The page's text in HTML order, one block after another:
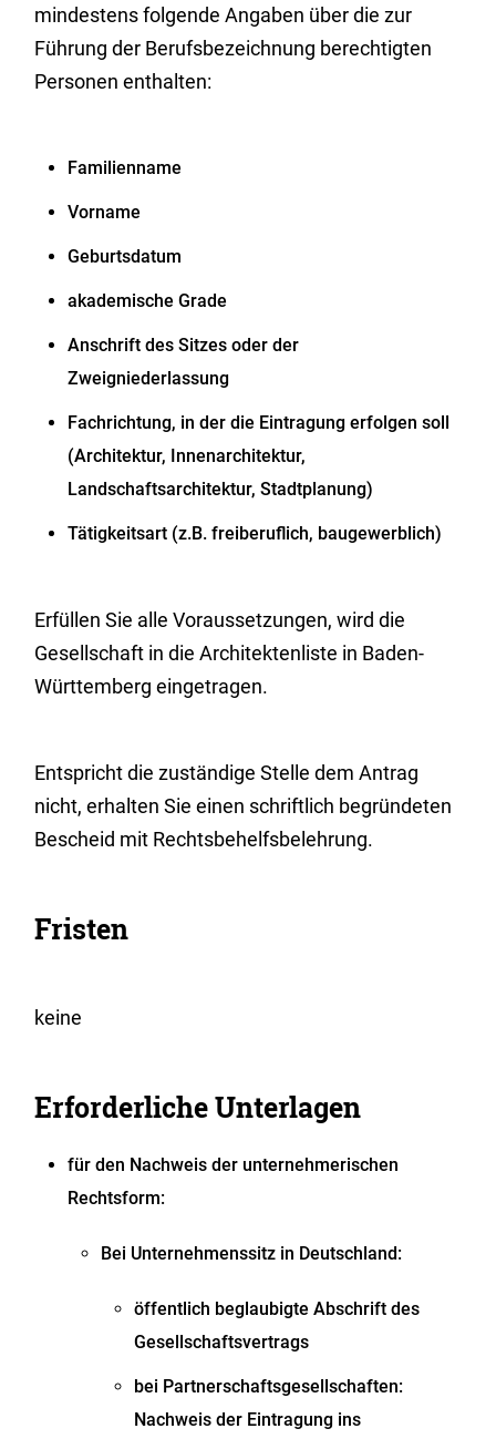
mindestens folgende Angaben über die zur
Führung der Berufsbezeichnung berechtigten
Personen enthalten:
Familienname
Vorname
Geburtsdatum
akademische Grade
Anschrift des Sitzes oder der
Zweigniederlassung
Fachrichtung, in der die Eintragung erfolgen soll
(Architektur, Innenarchitektur,
Landschaftsarchitektur,Stadtplanung)
Tätigkeitsart (z.B. freiberuflich, baugewerblich)
Erfüllen Sie alle Voraussetzungen, wird die
Gesellschaft in die Architektenliste in Baden-
Württemberg eingetragen.
Entspricht die zuständige Stelle dem Antrag
nicht, erhalten Sie einen schriftlich begründeten
Bescheid mit Rechtsbehelfsbelehrung.
Fristen
keine
Erforderliche Unterlagen
für den Nachweis der unternehmerischen
Rechtsform:
Bei Unternehmenssitz in Deutschland:
öffentlich beglaubigte Abschrift des
Gesellschaftsvertrags
bei Partnerschaftsgesellschaften:
Nachweis der Eintragung ins